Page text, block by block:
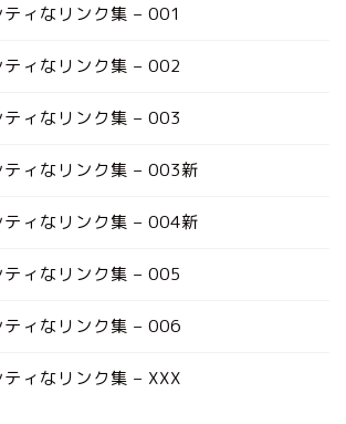
ィなリンク集 – 001
ティなリンク集 – 002
ティなリンク集 – 003
ティなリンク集 – 003新
ティなリンク集 – 004新
ティなリンク集 – 005
ティなリンク集 – 006
ィなリンク集 – XXX